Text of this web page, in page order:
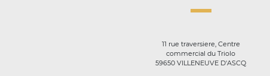
11 rue traversiere, Centre
commercial du Triolo
59650 VILLENEUVE D'ASCQ